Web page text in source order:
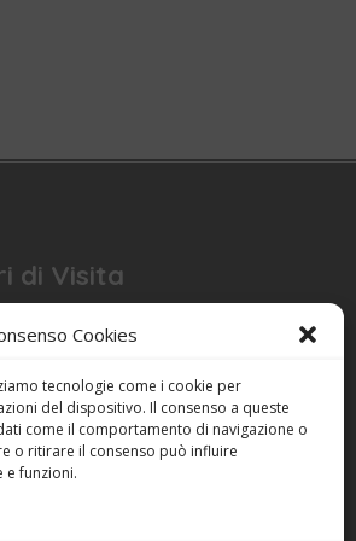
Cookies
tecnologie come i cookie per
del dispositivo. Il consenso a queste
come il comportamento di navigazione o
o ritirare il consenso può influire
e funzioni.
di Visita
sulla Privacy (UE)
(UE)